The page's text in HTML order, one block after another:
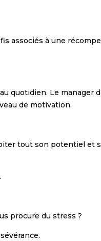
associés à une
quotidien. Le manager
de motivation.
tout son potentiel et
.
procure du stress ?